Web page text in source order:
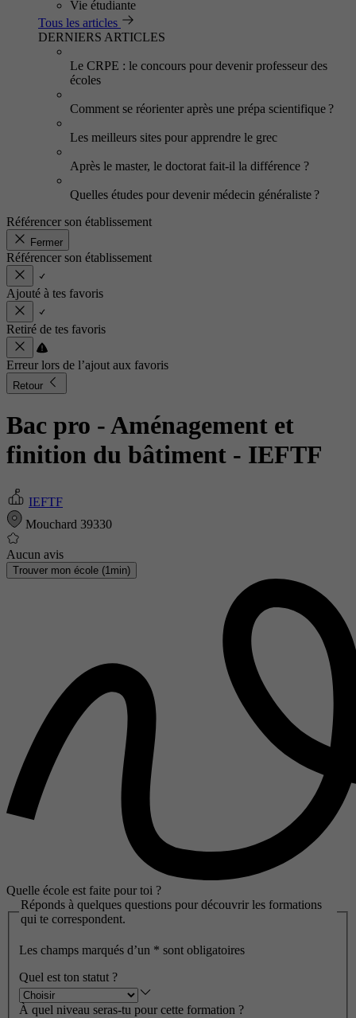
Vie étudiante
Tous les articles
DERNIERS ARTICLES
Le CRPE : le concours pour devenir professeur des
écoles
Comment se réorienter après une prépa scientifique ?
Les meilleurs sites pour apprendre le grec
Après le master, le doctorat fait-il la différence ?
Quelles études pour devenir médecin généraliste ?
Référencer son établissement
Fermer
Référencer son établissement
Ajouté à tes favoris
Retiré de tes favoris
Erreur lors de l’ajout aux favoris
Retour
Bac pro - Aménagement et
finition du bâtiment - IEFTF
IEFTF
Mouchard 39330
Aucun avis
Trouver mon école (1min)
Quelle école est faite pour toi ?
Réponds à quelques questions pour découvrir les formations
qui te correspondent.
Les champs marqués d’un * sont obligatoires
Quel est ton statut ?
À quel niveau seras-tu pour cette formation ?